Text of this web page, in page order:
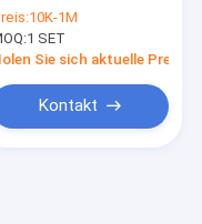
1000 kg/h
Rohre mit einem
32 mm bis 1600
und Siemens
PLC-Steuerung
10K-1M
1 SET
Sie sich aktuelle Preis
Kontakt